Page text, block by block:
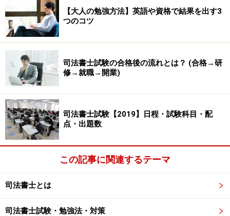
内の人間が1つ1つサイトをチェックしているわけではあ
りません。そこまでする人手はないでしょう。人がチェ
ックしているのではなく、ロボットが自動的にサイトを
チェックしています。SEOとは簡単にいうと、Googleな
どのロボットが好むようにサイトを作ることです。
どのようなSEO対策が効果的かは、多数の企業や個人が
研究しており、SEOの知識がない企業が検索で上位に表
示させるのは容易ではありません。そのため知識のない
企業は、SEO対策をしてくれる専門の業者に有料で依頼
をします。SEO対策業者によって金額は異なりますが、
月に万単位の出費がかかるのが通常です。
この話はSEO対策をしている企業が多い業界には、その
まま当てはまります。たとえばダイエット業界。「ダイ
【大人の勉強方法】英語や資格で結果を出す3
つのコツ
司法書士試験の合格後の流れとは？ (合格→研
修→就職→開業)
司法書士試験【2019】日程・試験科目・配
点・出題数
この記事に関連するテーマ
司法書士とは
司法書士試験・勉強法・対策